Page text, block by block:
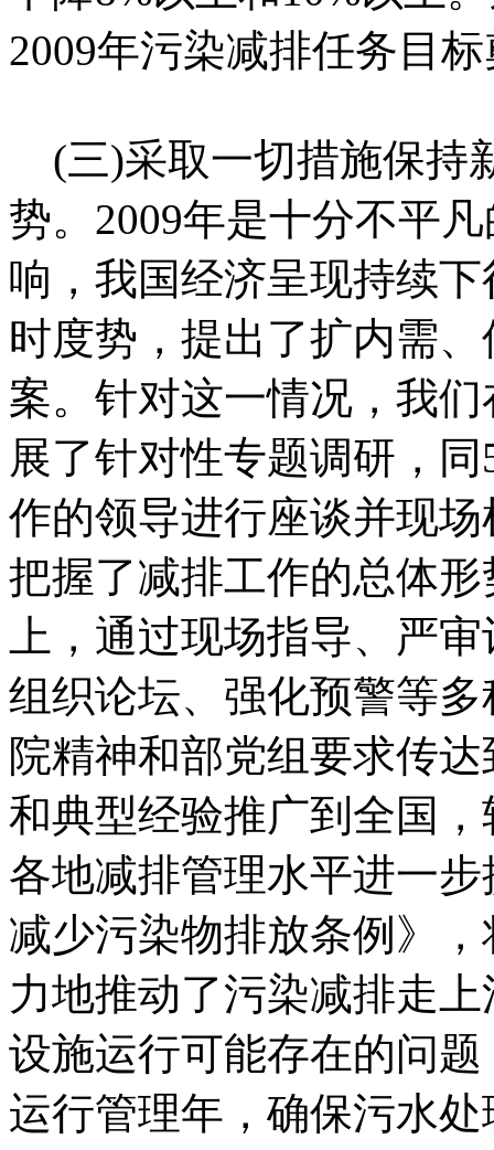
2009年污染减排任务目
(三)采取一切措施保持
势。2009年是十分不平
响，我国经济呈现持续
时度势，提出了扩内需
案。针对这一情况，我
展了针对性专题调研，
作的领导进行座谈并现
把握了减排工作的总体
上，通过现场指导、严
组织论坛、强化预警等
院精神和部党组要求传
和典型经验推广到全国
各地减排管理水平进一
减少污染物排放条例》
力地推动了污染减排走
设施运行可能存在的问
运行管理年，确保污水